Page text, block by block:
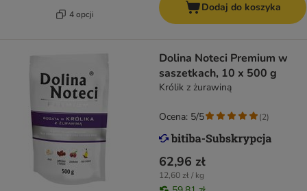
4 opcji
Dodaj do koszyka
Dolina Noteci Premium w
saszetkach, 10 x 500 g
Królik z żurawiną
62,96 zł
12,60 zł / kg
Ocena: 5/5 (2)